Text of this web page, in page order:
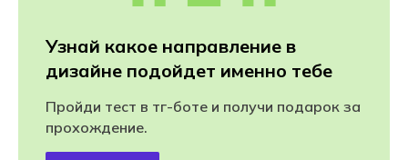
Узнай какое направление в
дизайне подойдет именно тебе
Пройди тест в тг-боте и получи подарок за
прохождение.